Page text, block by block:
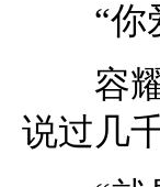
“你爱
容耀
说过几